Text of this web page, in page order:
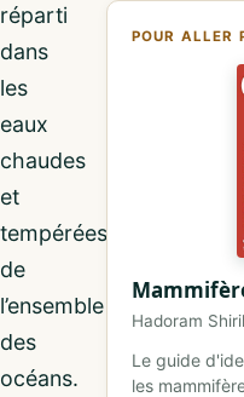
réparti
dans
les
eaux
chaudes
et
tempérées
de
l’ensemble
des
océans.
POUR ALLER
Hadoram
Le guide
les